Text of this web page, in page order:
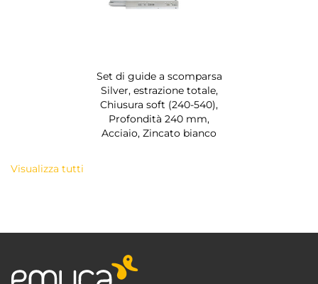
Set di guide a scomparsa
Silver, estrazione totale,
Chiusura soft (240-540),
Profondità 240 mm,
Acciaio, Zincato bianco
Visualizza tutti